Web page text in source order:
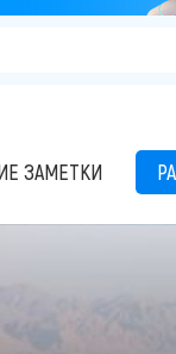
ЗАМЕТКИ